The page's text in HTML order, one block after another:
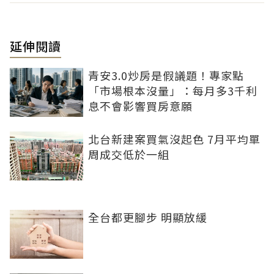
延伸閱讀
青安3.0炒房是假議題！專家點
「市場根本沒量」：每月多3千利
息不會影響買房意願
北台新建案買氣沒起色 7月平均單
周成交低於一組
全台都更腳步 明顯放緩